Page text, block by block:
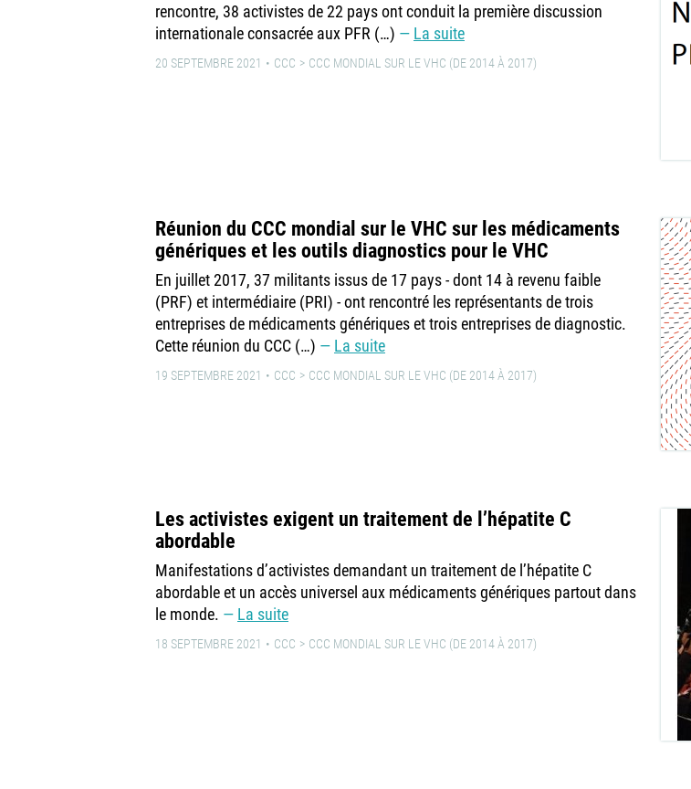
rencontre, 38 activistes de 22 pays ont conduit la première discussion
internationale consacrée aux PFR (…)
La suite
20 SEPTEMBRE 2021 CCC CCC MONDIAL SUR LE VHC (DE 2014 À 2017)
Réunion du CCC mondial sur le VHC sur les médicaments
génériques et les outils diagnostics pour le VHC
En juillet 2017, 37 militants issus de 17 pays - dont 14 à revenu faible
(PRF) et intermédiaire (PRI) - ont rencontré les représentants de trois
entreprises de médicaments génériques et trois entreprises de diagnostic.
Cette réunion du CCC (…)
La suite
19 SEPTEMBRE 2021 CCC CCC MONDIAL SUR LE VHC (DE 2014 À 2017)
Les activistes exigent un traitement de l’hépatite C
abordable
Manifestations d’activistes demandant un traitement de l’hépatite C
abordable et un accès universel aux médicaments génériques partout dans
le monde.
La suite
18 SEPTEMBRE 2021 CCC CCC MONDIAL SUR LE VHC (DE 2014 À 2017)